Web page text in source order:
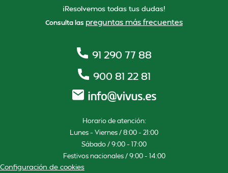
¡Resolvemos todas tus dudas!
Consulta las preguntas más frecuentes
91 290 77 88
900 81 22 81
Horario de atención:
Lunes – Viernes / 8:00 – 21:00
Sábado / 9:00 – 17:00
Festivos nacionales / 9:00 – 14:00
Configuración de cookies